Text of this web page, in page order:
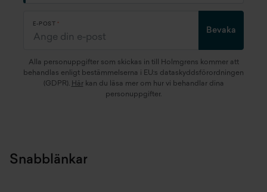
E-POST
Bevaka
Alla personuppgifter som skickas in till Holmgrens kommer att
behandlas enligt bestämmelserna i EU:s dataskyddsförordningen
(GDPR). Härkan du läsa mer om hur vi behandlar dina
personuppgifter.
Snabblänkar